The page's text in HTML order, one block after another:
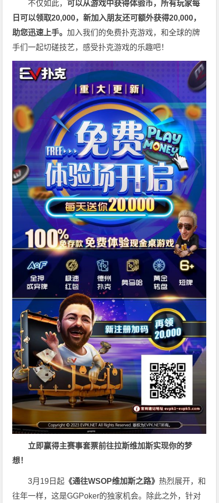
不仅如此， 可以从游戏中获得体验币，所有玩家每
日可以领取20,000，新加入朋友还可额外获得20,000，
助您迅速上手。加入我们的免费扑克游戏，和全球的牌
手们一起切磋技艺，感受扑克游戏的乐趣吧！
立即赢得主赛事套票前往拉斯维加斯实现你的梦
想！
3月19日起 《通往WSOP维加斯之路》 热烈展开，和
往年一样，这是GGPoker的独家机会。除此之外，针对